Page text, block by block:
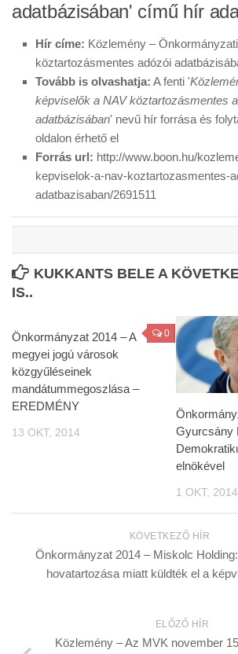
adatbázisában' című hír
Hír címe: Közlemény –
köztartozásmentes adózói
Tovább is olvashatja: A fenti '
képviselők a NAV köztartozásmentes
adatbázisában' nevű hír forrása és
oldalon érhető el
Forrás url: http://www.boon.hu/
kepviselok-a-nav-koztartozasmentes-
adatbazisaban/2691511
KUKKANTS BELE A
IS..
0
Önkormányzat 2014 – A
megyei jogú városok
közgyűléseinek
mandátummegoszlása –
EREDMÉNY
13 OKT, 2014
Gyurcsány
elnökével
1 OKT, 2014
KÖVETKEZŐ HÍR
Önkormányzat 2014 – Miskolc
hovatartozása miatt küldték el a
ELŐZŐ HÍR
Közlemény – Az MVK november